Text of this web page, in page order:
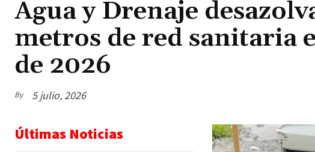
Agua y Drenaje
metros de red sanitaria
de 2026
By 5 julio, 2026
Últimas Noticias